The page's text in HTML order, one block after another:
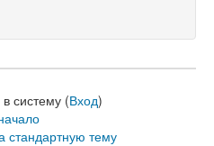
систему (Вход)
стандартную тему